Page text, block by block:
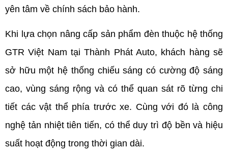
yên tâm về chính sách bảo hành.
Khi lựa chọn nâng cấp sản phẩm đèn thuộc hệ thống
GTR Việt Nam tại Thành Phát Auto, khách hàng sẽ
sở hữu một hệ thống chiếu sáng có cường độ sáng
cao, vùng sáng rộng và có thể quan sát rõ từng chi
tiết các vật thể phía trước xe. Cùng với đó là công
nghệ tản nhiệt tiên tiến, có thể duy trì độ bền và hiệu
suất hoạt động trong thời gian dài.